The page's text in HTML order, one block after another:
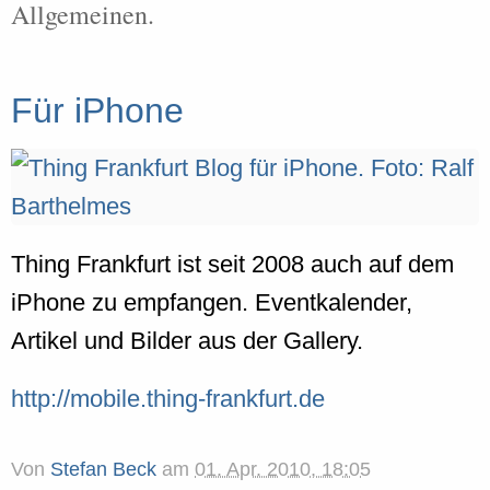
Allgemeinen.
Für iPhone
Thing Frankfurt ist seit 2008 auch auf dem
iPhone zu empfangen. Eventkalender,
Artikel und Bilder aus der Gallery.
http://mobile.thing-frankfurt.de
Von Stefan Beck am 01. Apr. 2010, 18:05